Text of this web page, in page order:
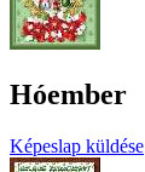
Hóember
Képeslap küldése